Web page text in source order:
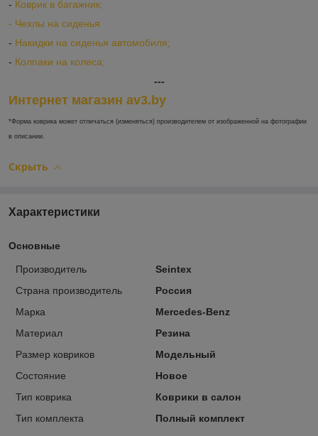
- Коврик в багажник;
- Чехлы на сиденья
- Накидки на сиденья автомобиля;
- Колпаки на колеса;
---
Интернет магазин av3.by
*Форма коврика может отличаться (изменяться) производителем от изображенной на фотографии
в описании.
Скрыть
Характеристики
Основные
Производитель
Seintex
Страна производитель
Россия
Марка
Mercedes-Benz
Материал
Резина
Размер ковриков
Модельный
Состояние
Новое
Тип коврика
Коврики в салон
Тип комплекта
Полный комплект